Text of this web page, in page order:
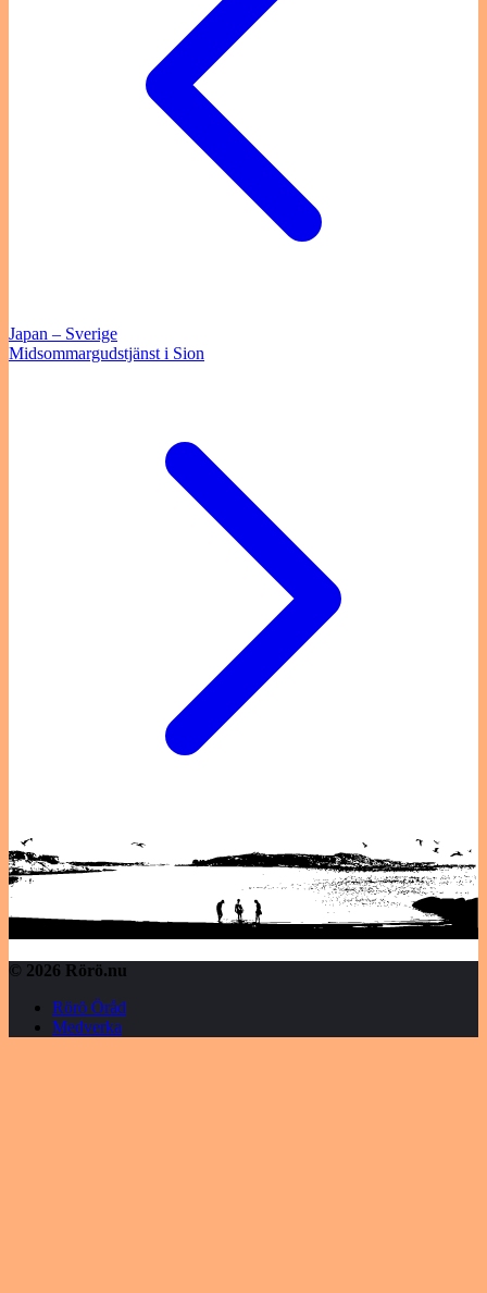
Japan – Sverige
Midsommargudstjänst i Sion
© 2026 Rörö.nu
Rörö Öråd
Medverka